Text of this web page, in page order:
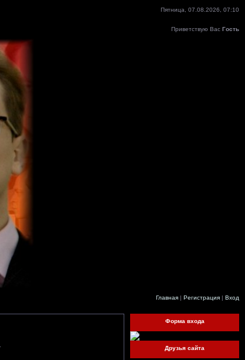
Пятница, 07.08.2026, 07:10
Приветствую Вас Гость
Главная | Регистрация | Вход
Форма входа
Друзья сайта